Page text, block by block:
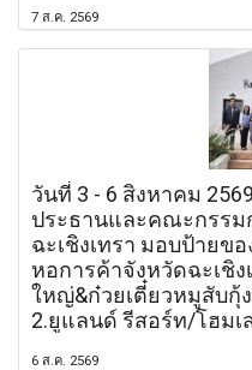
7 ส.ค. 2569
วันที่ 3 - 6 สิงหาคม
ประธานและคณะกรรม
ฉะเชิงเทรา มอบป้ายข
หอการค้าจังหวัดฉะเชิง
ใหญ่&ก๋วยเตี๋ยวหมูสับกุ้
2.ยูแลนด์ รีสอร์ท/โฮมเ
6 ส.ค. 2569